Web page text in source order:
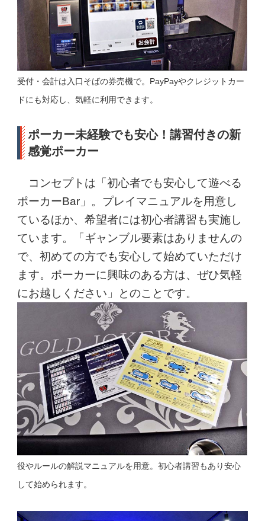
受付・会計は入口そばの券売機で。PayPayやクレジットカー
ドにも対応し、気軽に利用できます。
ポーカー未経験でも安心！講習付きの新
感覚ポーカー
コンセプトは「初心者でも安心して遊べる
ポーカーBar」。プレイマニュアルを用意し
ているほか、希望者には初心者講習も実施し
ています。「ギャンブル要素はありませんの
で、初めての方でも安心して始めていただけ
ます。ポーカーに興味のある方は、ぜひ気軽
にお越しください」とのことです。
役やルールの解説マニュアルを用意。初心者講習もあり安心
して始められます。